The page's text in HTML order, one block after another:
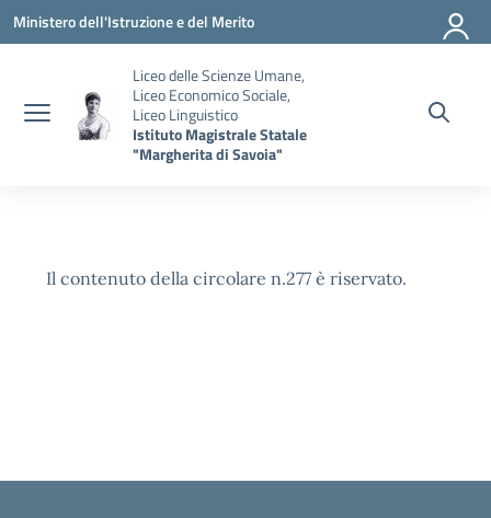
Vai ai contenuti
Vai al menu di navigazione
Vai al footer
Ministero dell'Istruzione e del Merito
Liceo delle Scienze Umane,
Liceo Economico Sociale,
Liceo Linguistico
Istituto Magistrale Statale
"Margherita di Savoia"
Il contenuto della circolare n.277 è riservato.